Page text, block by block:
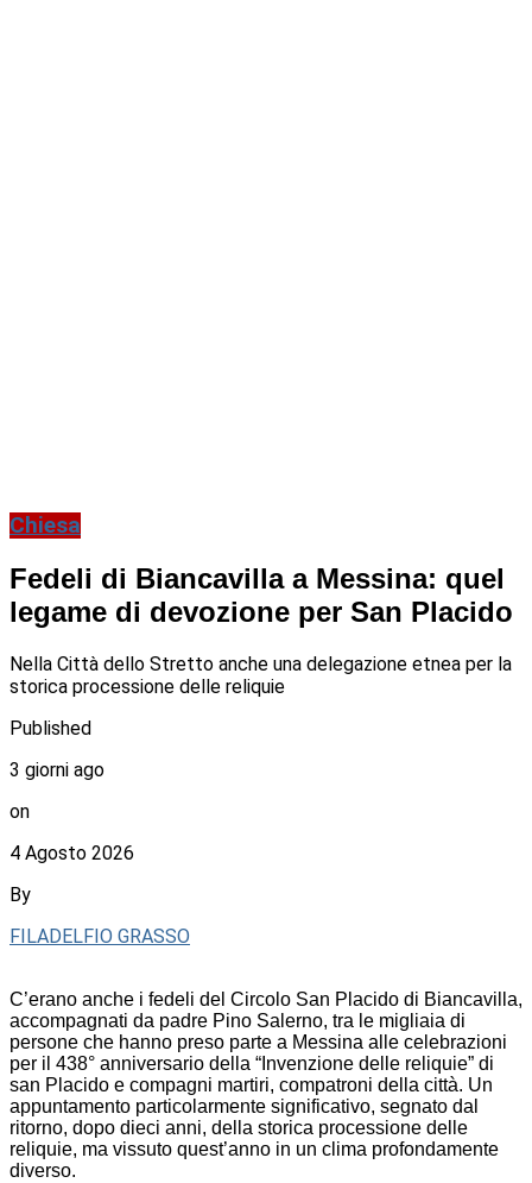
Chiesa
Fedeli di Biancavilla a Messina: quel
legame di devozione per San Placido
Nella Città dello Stretto anche una delegazione etnea per la
storica processione delle reliquie
Published
3 giorni ago
on
4 Agosto 2026
By
FILADELFIO GRASSO
C’erano anche i fedeli del Circolo San Placido di Biancavilla,
accompagnati da padre Pino Salerno, tra le migliaia di
persone che hanno preso parte a Messina alle celebrazioni
per il 438° anniversario della “Invenzione delle reliquie” di
san Placido e compagni martiri, compatroni della città. Un
appuntamento particolarmente significativo, segnato dal
ritorno, dopo dieci anni, della storica processione delle
reliquie, ma vissuto quest’anno in un clima profondamente
diverso.